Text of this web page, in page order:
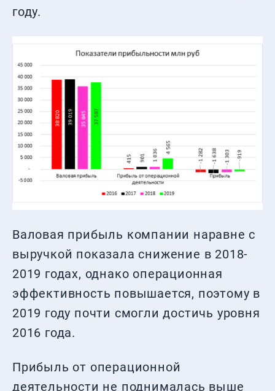
году.
Валовая прибыль компании наравне с
выручкой показала снижение в 2018-
2019 годах, однако операционная
эффективность повышается, поэтому в
2019 году почти смогли достичь уровня
2016 года.
Прибыль от операционной
деятельности не поднималась выше